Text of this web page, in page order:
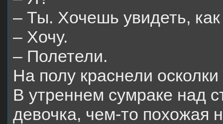
– Ты. Хочешь увидеть,
– Хочу.
– Полетели.
На полу краснели
В утреннем сумраке над
девочка, чем-то похожая